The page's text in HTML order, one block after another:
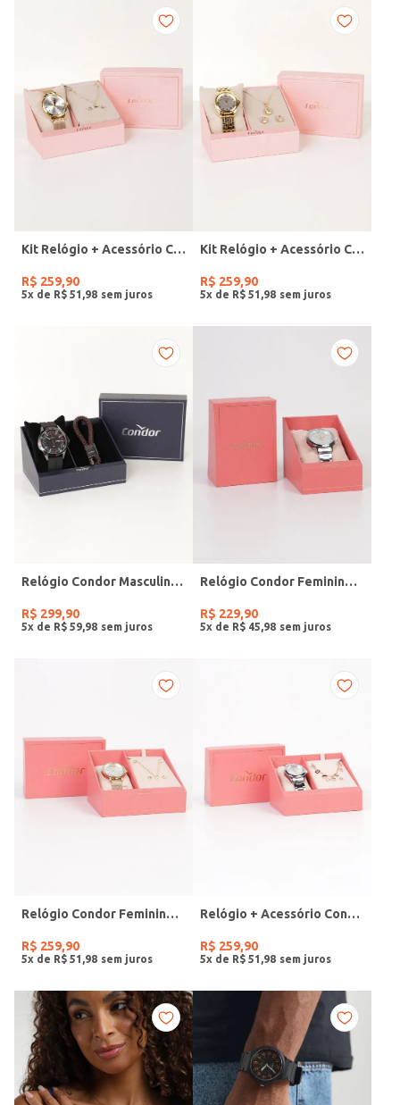
Kit Relógio + Acessório Condor Feminino DOURADO
R$ 259,90
5x de R$ 51 98
Kit Relógio + Acessório Condor Feminino DOURADO
R$ 259,90
5x de R$ 51 98
Relógio Condor Masculino PRETO
R$ 299,90
5x de R$ 59 98
Relógio Condor Feminino PRATA
R$ 229,90
5x de R$ 45 98
Relógio Condor Feminino DOURADO
R$ 259,90
5x de R$ 51 98
Relógio + Acessório Condor Feminino PRATA
R$ 259,90
5x de R$ 51 98